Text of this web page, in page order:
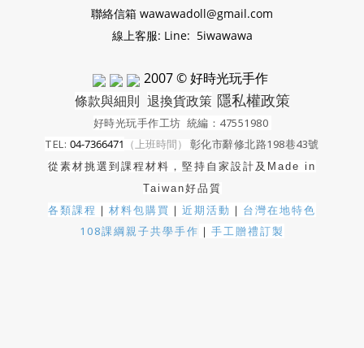
聯絡信箱 wawawadoll@gmail.com
線上客服: Line: 5iwawawa
2007 © 好時光玩手作
條款與細則 退換貨政策 隱私權政策
好時光玩手作工坊 統編：47551980
TEL: 04-7366471 （上班時間） 彰化市辭修北路198巷43號
從素材挑選到課程材料，堅持自家設計及 Made in
Taiwan好品質
各類課程 ｜ 材料包購買 ｜ 近期活動 ｜ 台灣在地特色
108課綱親子共學手作 ｜ 手工贈禮訂製